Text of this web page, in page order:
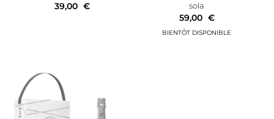
39,00 €
sola
59,00 €